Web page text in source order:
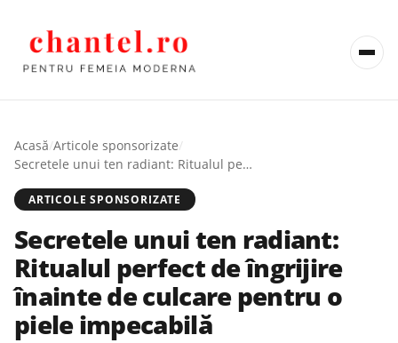
Acasă/Articole sponsorizate/
Secretele unui ten radiant: Ritualul perfect de îngrijire înainte de culcare pentru o piele impecabilă
ARTICOLE SPONSORIZATE
Secretele unui ten radiant:
Ritualul perfect de îngrijire
înainte de culcare pentru o
piele impecabilă